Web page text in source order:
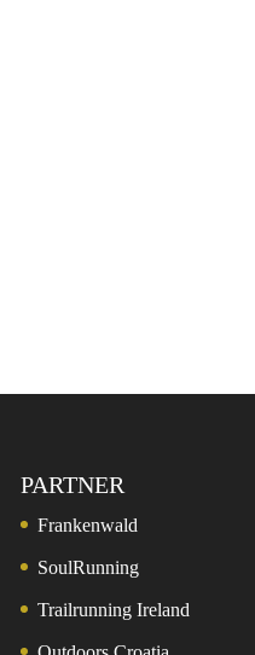
PARTNER
Frankenwald
SoulRunning
Trailrunning Ireland